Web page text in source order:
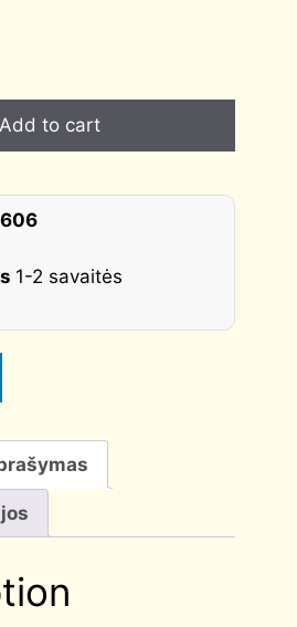
Add to cart
1-2 savaitės